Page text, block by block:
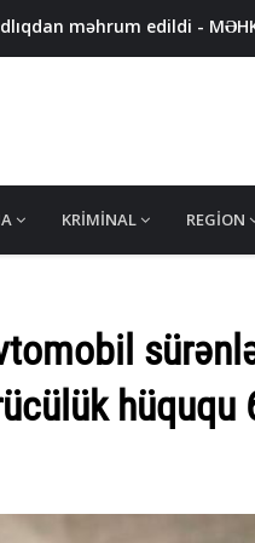
məhrum edildi -
valideynləri polisə çağırıldı
SAXLANILDI
amerikalının 400 milyon
KRIMINAL REGION
hüququ